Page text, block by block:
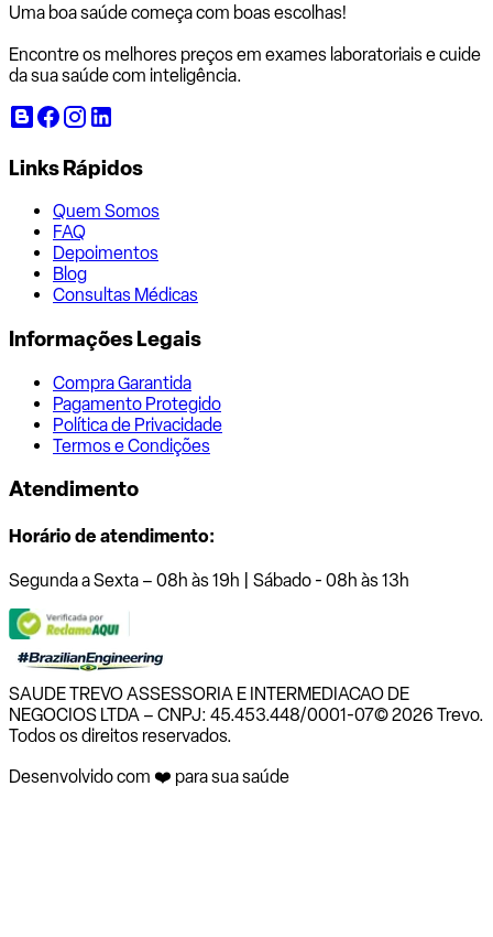
Uma boa saúde começa com boas escolhas!
Encontre os melhores preços em exames laboratoriais e cuide
da sua saúde com inteligência.
Links Rápidos
Quem Somos
FAQ
Depoimentos
Blog
Consultas Médicas
Informações Legais
Compra Garantida
Pagamento Protegido
Política de Privacidade
Termos e Condições
Atendimento
Horário de atendimento:
Segunda a Sexta – 08h às 19h | Sábado - 08h às 13h
SAUDE TREVO ASSESSORIA E INTERMEDIACAO DE
NEGOCIOS LTDA – CNPJ: 45.453.448/0001-07© 2026 Trevo.
Todos os direitos reservados.
Desenvolvido com ❤️ para sua saúde